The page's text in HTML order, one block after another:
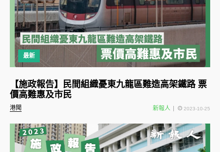
最新
港聞
【施政報告】民間組織憂東九龍區難造高架鐵路 票
價高難惠及市民
新報人 2023-10-25